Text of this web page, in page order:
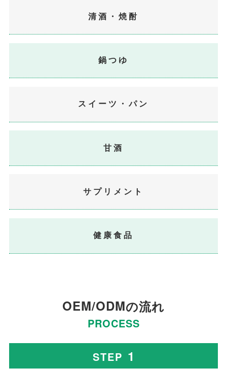
清酒・焼酎
鍋つゆ
スイーツ・パン
甘酒
サプリメント
健康食品
OEM/ODMの流れ
PROCESS
STEP 1